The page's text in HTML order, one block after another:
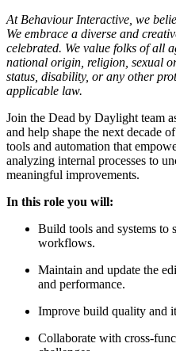
At Behaviour Interactive, we
We embrace a diverse and
celebrated. We value folks of all
national origin, religion, sexual
status, disability, or any other
applicable law.
Join the Dead by Daylight team
and help shape the next decade
tools and automation that
analyzing internal processes to
meaningful improvements.
In this role you will:
Build tools and systems to
workflows.
Maintain and update the
and performance.
Improve build quality and
Collaborate with cross-